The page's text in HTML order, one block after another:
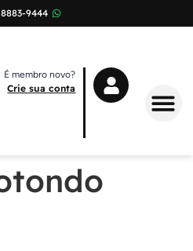
9444
É membro novo?
Crie sua conta